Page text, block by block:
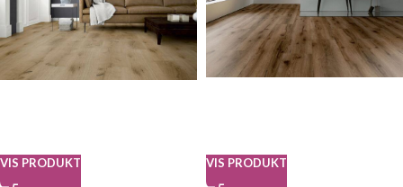
VIS PRODUKT VIS PRODUKT